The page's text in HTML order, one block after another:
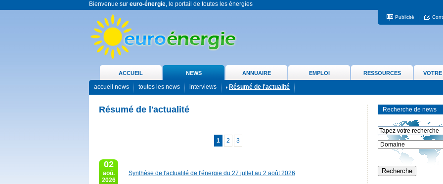
Bienvenue sur euro-énergie, le portail de toutes les énergies
Publicité
ACCUEIL NEWS ANNUAIRE EMPLOI RESSOURCES
accueil news toutes les news interviews Résumé de l'actualité
Résumé de l'actualité
1 2 3
02
aoû.
2026
Synthèse de l'actualité de l'énergie du 27 jullet au 2 août 2026
Recherche de news